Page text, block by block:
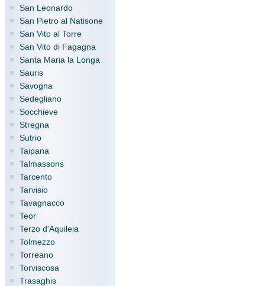
San Leonardo
San Pietro al Natisone
San Vito al Torre
San Vito di Fagagna
Santa Maria la Longa
Sauris
Savogna
Sedegliano
Socchieve
Stregna
Sutrio
Taipana
Talmassons
Tarcento
Tarvisio
Tavagnacco
Teor
Terzo d'Aquileia
Tolmezzo
Torreano
Torviscosa
Trasaghis